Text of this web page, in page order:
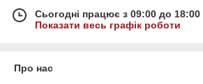
Сьогодні працює з 09:00 до 18:00
Показати весь графік роботи
Про нас